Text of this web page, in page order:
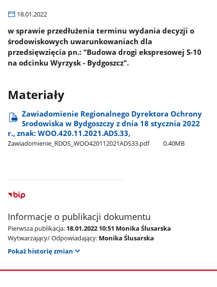
18.01.2022
w sprawie przedłużenia terminu wydania decyzji o
środowiskowych uwarunkowaniach dla
przedsięwzięcia pn.: "Budowa drogi ekspresowej S-10
na odcinku Wyrzysk - Bydgoszcz".
Materiały
Zawiadomienie Regionalnego Dyrektora Ochrony
Srodowiska w Bydgoszczy z dnia 18 stycznia 2022
r., znak: WOO.420.11.2021.ADS.33,
Zawiadomienie​_RDOS​_WOO420112021ADS33.pdf 0.40MB
Informacje o publikacji dokumentu
Pierwsza publikacja: 18.01.2022 10:51 Monika Ślusarska
Wytwarzający/ Odpowiadający: Monika Ślusarska
Pokaż historię zmian